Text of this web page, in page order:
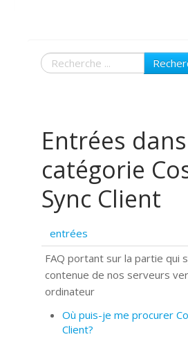
Entrées
catégorie
Sync Client
entrées
FAQ portant sur la partie qui
contenue de nos serveurs
ordinateur
Où puis-je me procurer
Client?